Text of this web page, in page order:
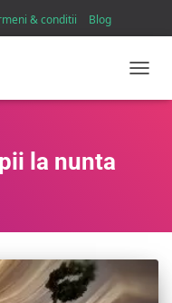
& conditii Blog
la nunta